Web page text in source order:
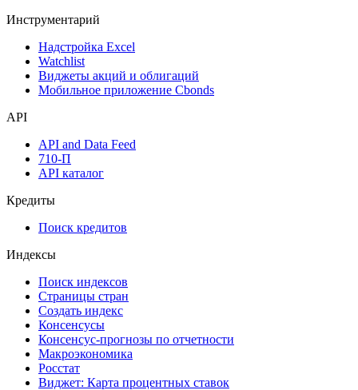
Инструментарий
Надстройка Excel
Watchlist
Виджеты акций и облигаций
Мобильное приложение Cbonds
API
API and Data Feed
710-П
API каталог
Кредиты
Поиск кредитов
Индексы
Поиск индексов
Страницы стран
Создать индекс
Консенсусы
Консенсус-прогнозы по отчетности
Макроэкономика
Росстат
Виджет: Карта процентных ставок